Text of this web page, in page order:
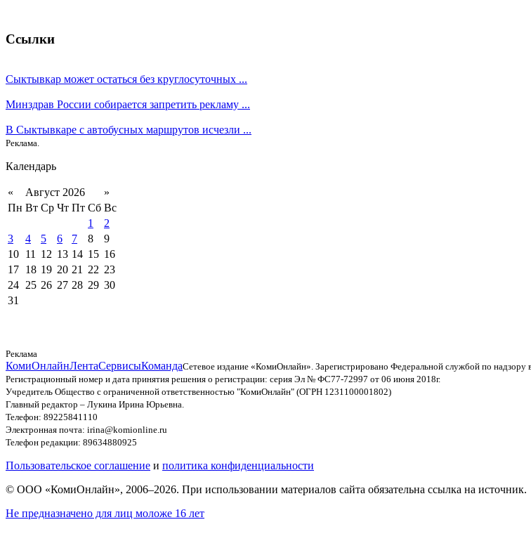
Ссылки
Сыктывкар может остаться без круглосуточных ...
Минздрав России собирается запретить рекламу ...
В Сыктывкаре с автобусных маршрутов исчезли ...
Реклама.
Календарь
« Август 2026
»
Пн Вт Ср Чт Пт Сб Вс
1
2
3
4 5 6 7 8
9
10 11 12 13 14 15 16
17 18 19 20 21 22 23
24 25 26 27 28 29 30
31
Реклама
КомиОнлайнЛентаСервисыКомандаСетевое издание «КомиОнлайн». Зарегистрировано Федеральной службой по
Регистрационный номер и дата принятия решения о регистрации: серия Эл № ФС77-72997 от 06 июня 2018г.
Учредитель Общество с ограниченной ответственностью "КомиОнлайн" (ОГРН 1231100001802)
Главный редактор – Лукина Ирина Юрьевна.
Телефон: 89225841110
Электронная почта: irina@komionline.ru
Телефон редакции: 89634880925
Пользовательское соглашение и политика конфиденциальности
© ООО «КомиОнлайн», 2006–2026. При использовании материалов сайта обязательна ссылка на источник.
Не предназначено для лиц моложе 16 лет